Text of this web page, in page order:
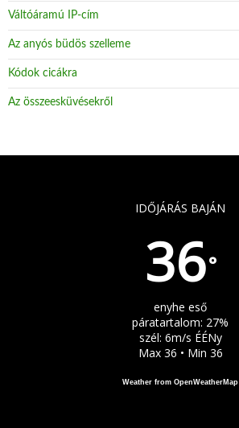
Váltóáramú IP-cím
Az anyós büdös szelleme
Kódok cicákra
Az összeesküvésekről
IDŐJÁRÁS BAJÁN
36°
enyhe eső
páratartalom: 27%
szél: 6m/s ÉÉNy
Max 36 • Min 36
Weather from OpenWeatherMap